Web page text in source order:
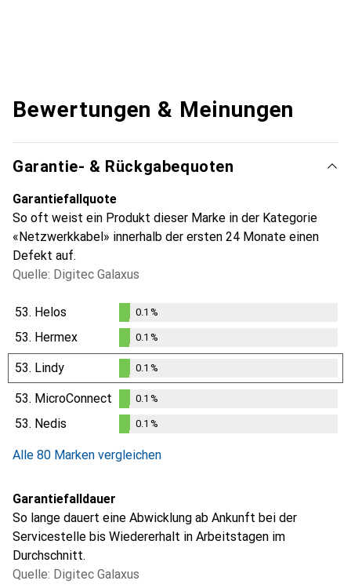
Bewertungen & Meinungen
Garantie- & Rückgabequoten
Garantiefallquote
So oft weist ein Produkt dieser Marke in der Kategorie
«Netzwerkkabel» innerhalb der ersten 24 Monate einen
Defekt auf.
Quelle: Digitec Galaxus
53. Helos
%
0.1 %
53. Hermex
0.1%
0.1 %
53. Lindy
0.1%
0.1 %
53. MicroConnect
%
0.1 %
53. Nedis 0.1 %
Alle 80 Marken vergleichen
Garantiefalldauer
So lange dauert eine Abwicklung ab Ankunft bei der
Servicestelle bis Wiedererhalt in Arbeitstagen im
Durchschnitt.
Quelle: Digitec Galaxus